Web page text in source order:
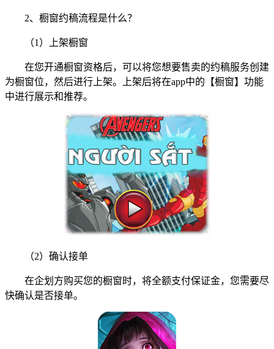
2、橱窗约稿流程是什么？
（1）上架橱窗
在您开通橱窗资格后，可以将您想要售卖的约稿服务创建
为橱窗位，然后进行上架。上架后将在app中的【橱窗】功能
中进行展示和推荐。
（2）确认接单
在企划方购买您的橱窗时，将全额支付保证金，您需要尽
快确认是否接单。